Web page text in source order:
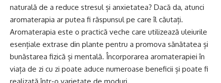
naturală de a reduce stresul și anxietatea? Dacă da, atunci
aromaterapia ar putea fi răspunsul pe care îl căutați.
Aromaterapia este o practică veche care utilizează uleiurile
esențiale extrase din plante pentru a promova sănătatea și
bunăstarea fizică și mentală. Încorporarea aromaterapiei în
viața de zi cu zi poate aduce numeroase beneficii și poate fi